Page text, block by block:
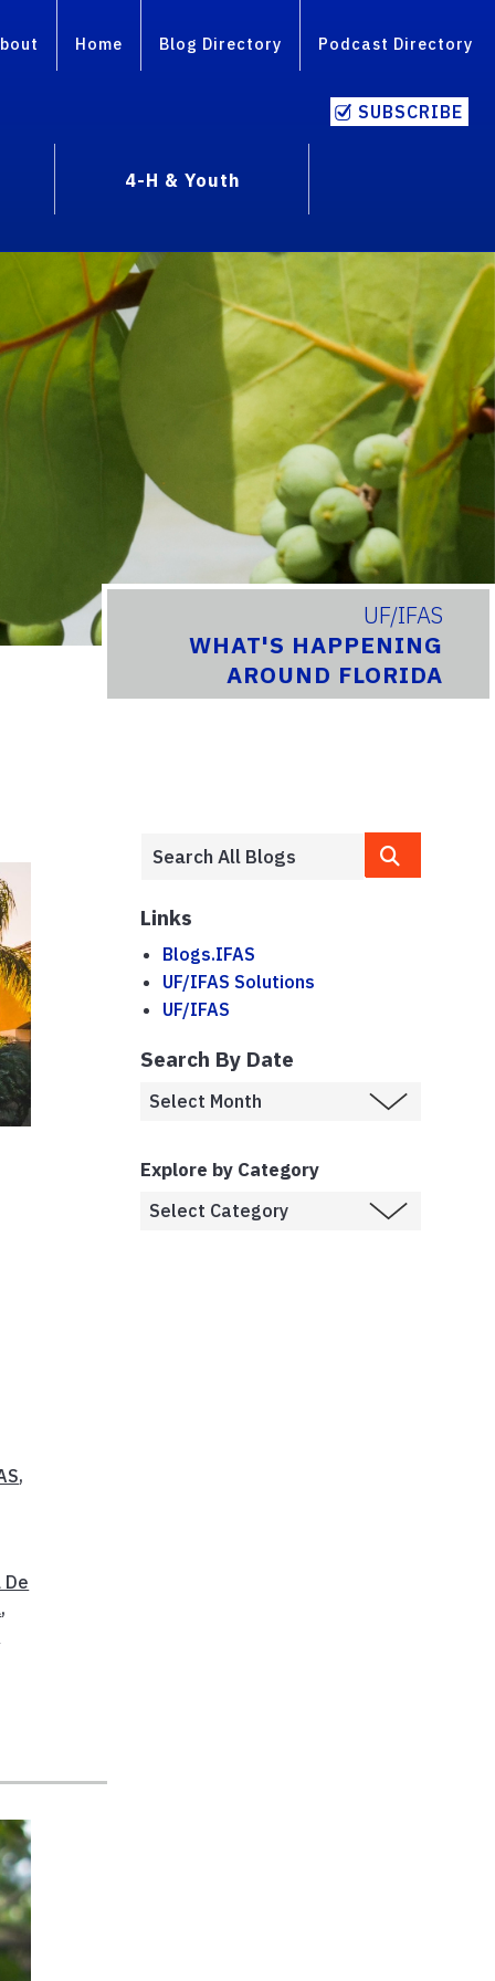
Home Blog Directory Podcast Directory
SUBSCRIBE
4-H & Youth
UF/IFAS
WHAT'S HAPPENING
AROUND FLORIDA
,
De
,
Links
Blogs.IFAS
UF/IFAS Solutions
UF/IFAS
Search By Date
Explore by Category